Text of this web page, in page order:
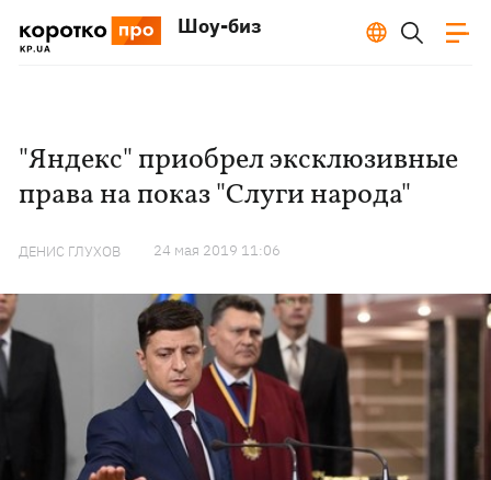
Шоу-биз
"Яндекс" приобрел эксклюзивные
права на показ "Слуги народа"
ДЕНИС ГЛУХОВ 24 мая 2019 11:06